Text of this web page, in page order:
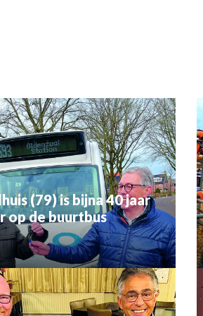
(79) is bijna 40 jaar
op de buurtbus